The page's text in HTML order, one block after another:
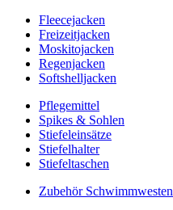
Fleecejacken
Freizeitjacken
Moskitojacken
Regenjacken
Softshelljacken
Pflegemittel
Spikes & Sohlen
Stiefeleinsätze
Stiefelhalter
Stiefeltaschen
Zubehör Schwimmwesten